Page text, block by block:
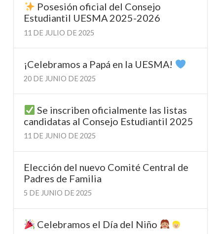
Posesión oficial del Consejo
Estudiantil UESMA 2025-2026
11 DE JULIO DE 2025
¡Celebramos a Papá en la UESMA!
20 DE JUNIO DE 2025
Se inscriben oficialmente las listas
candidatas al Consejo Estudiantil 2025
11 DE JUNIO DE 2025
Elección del nuevo Comité Central de
Padres de Familia
5 DE JUNIO DE 2025
Celebramos el Día del Niño